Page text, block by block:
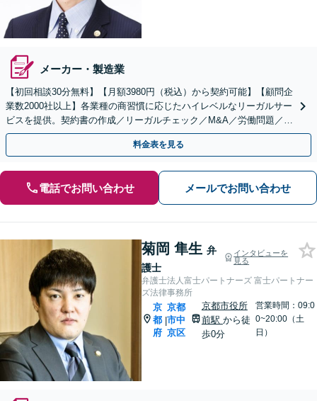
メーカー・製造業
【初回相談30分無料】【月額3980円（税込）から契約可能】【顧問企
業数2000社以上】各業種の商習慣に応じたハイレベルなリーガルサー
ビスを提供。契約書の作成／リーガルチェック／M&A／労働問題／知
的財産等、お任せください【他士業連携可能】
料金表を見る
電話でお問い合わせ メールでお問い合わせ
菊岡 隼生 弁
護士
インタビューを
見る
弁護士法人富士パートナーズ 富士パートナー
ズ法律事務所
京
都
府
|
京都
市中
京区
京都市役所
前駅 から徒
歩0分
営業時間：09:0
0~20:00（土
日）